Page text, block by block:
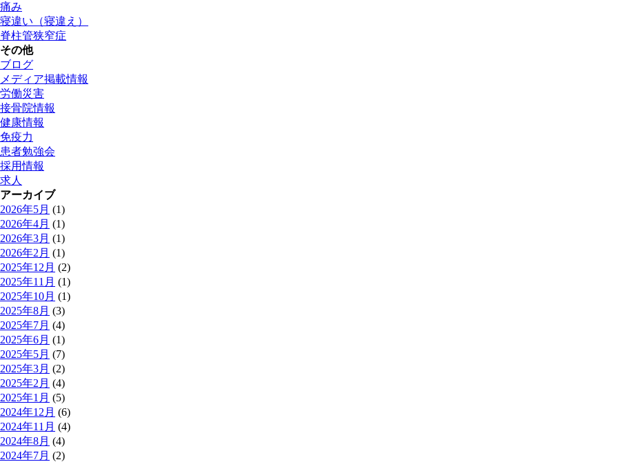
痛み
寝違い（寝違え）
脊柱管狭窄症
その他
ブログ
メディア掲載情報
労働災害
接骨院情報
健康情報
免疫力
患者勉強会
採用情報
求人
アーカイブ
2026年5月 (1)
2026年4月 (1)
2026年3月 (1)
2026年2月 (1)
2025年12月 (2)
2025年11月 (1)
2025年10月 (1)
2025年8月 (3)
2025年7月 (4)
2025年6月 (1)
2025年5月 (7)
2025年3月 (2)
2025年2月 (4)
2025年1月 (5)
2024年12月 (6)
2024年11月 (4)
2024年8月 (4)
2024年7月 (2)